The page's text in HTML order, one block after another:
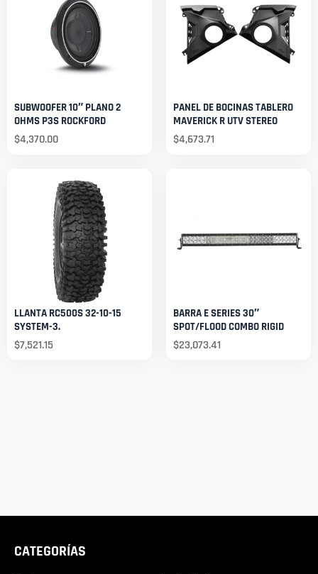
SUBWOOFER 10″ PLANO 2
OHMS P3S ROCKFORD
$4,370.00
PANEL DE BOCINAS TABLERO
MAVERICK R UTV STEREO
$4,673.71
LLANTA RC500S 32-10-15
SYSTEM-3.
$7,521.15
BARRA E SERIES 30″
SPOT/FLOOD COMBO RIGID
$23,073.41
CATEGORÍAS